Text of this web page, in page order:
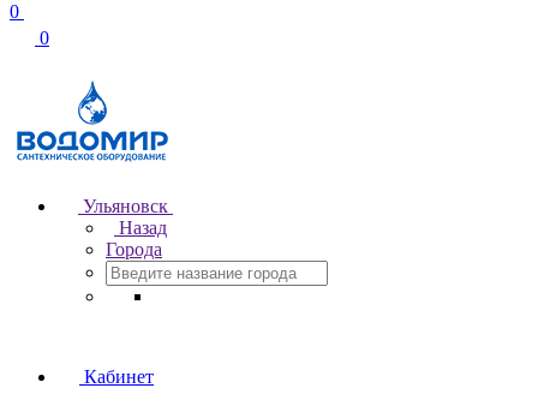
0
0
Ульяновск
Назад
Города
Кабинет